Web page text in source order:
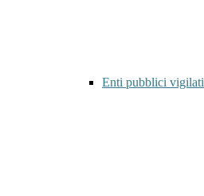
Enti pubblici vigilati